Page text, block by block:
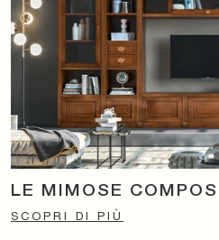
LE MIMOSE
SCOPRI DI PIÙ